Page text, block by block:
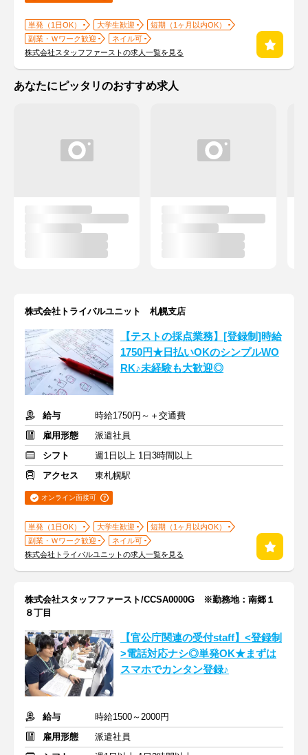
単発（1日OK） 大学生歓迎
短期（1ヶ月以内OK）
副業・Ｗワーク歓迎
ネイル可
株式会社スタッフファーストの求人一覧を見る
あなたにピッタリのおすすめ求人
株式会社トライバルユニット 札幌支店
【テストの採点業務】[登録制]時給
1750円★日払いOKのシンプルWO
RK♪未経験も大歓迎◎
給与
時給1750円～＋交通費
雇用形態
派遣社員
シフト
週1日以上 1日3時間以上
アクセス
東札幌駅
オンライン面接可
単発（1日OK） 大学生歓迎
短期（1ヶ月以内OK）
副業・Ｗワーク歓迎
ネイル可
株式会社トライバルユニットの求人一覧を見る
株式会社スタッフファースト/CCSA0000G ※勤務地：南郷１
８丁目
【官公庁関連の受付staff】<登録制
>電話対応ナシ◎単発OK★まずは
スマホでカンタン登録♪
給与
時給1500～2000円
雇用形態
派遣社員